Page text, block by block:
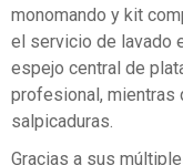
monomando y kit
el servicio de lavado
espejo central de
profesional, mientras
salpicaduras.
Gracias a sus